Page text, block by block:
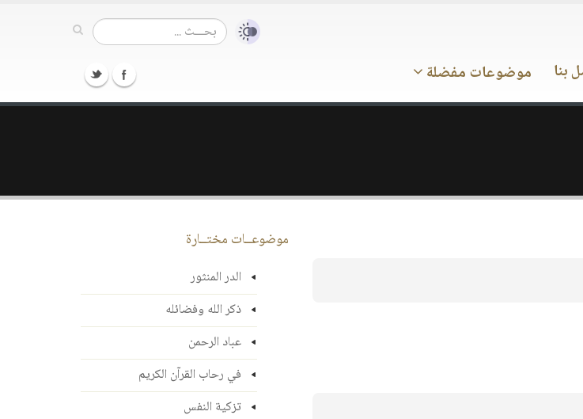
بنا موضوعات مفضلة
موضوعــات مختــارة
الدر المنثور
ذكر الله وفضائله
عباد الرحمن
في رحاب القرآن الكريم
تزكية النفس